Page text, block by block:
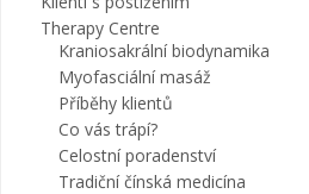
Therapy Centre
Kraniosakrální biodynamika
Myofasciální masáž
Příběhy klientů
Co vás trápí?
Celostní poradenství
Tradiční čínská medicína